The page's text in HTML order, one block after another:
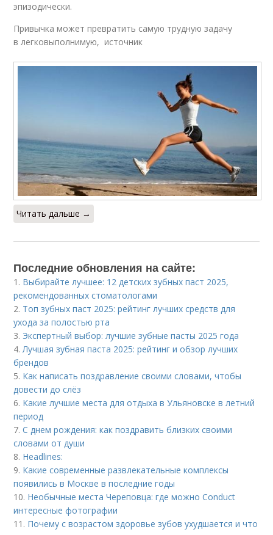
эпизодически.
Привычка может превратить самую трудную задачу
в легковыполнимую, источник
Читать дальше →
Последние обновления на сайте:
1. Выбирайте лучшее: 12 детских зубных паст 2025,
рекомендованных стоматологами
2. Топ зубных паст 2025: рейтинг лучших средств для
ухода за полостью рта
3. Экспертный выбор: лучшие зубные пасты 2025 года
4. Лучшая зубная паста 2025: рейтинг и обзор лучших
брендов
5. Как написать поздравление своими словами, чтобы
довести до слёз
6. Какие лучшие места для отдыха в Ульяновске в летний
период
7.С днем рождения: как поздравить близких своими
словами от души
8. Headlines:
9. Какие современные развлекательные комплексы
появились в Москве в последние годы
10. Необычные места Череповца: где можно Conduct
интересные фотографии
11. Почему с возрастом здоровье зубов ухудшается и что